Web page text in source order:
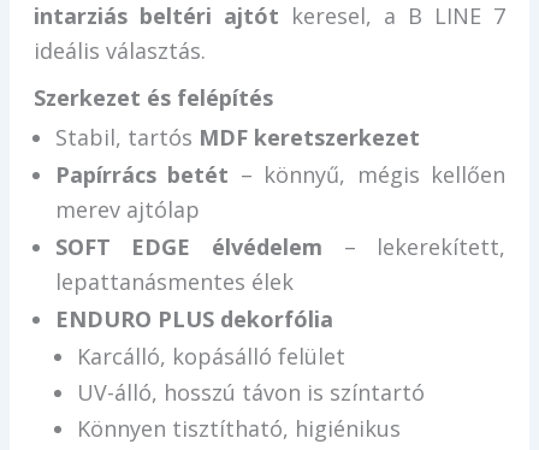
intarziás beltéri ajtót keresel, a B LINE 7
ideális választás.
Szerkezet és felépítés
Stabil, tartós MDF keretszerkezet
Papírrács betét – könnyű, mégis kellően
merev ajtólap
SOFT EDGE élvédelem – lekerekített,
lepattanásmentes élek
ENDURO PLUS dekorfólia
Karcálló, kopásálló felület
UV-álló, hosszú távon is színtartó
Könnyen tisztítható, higiénikus